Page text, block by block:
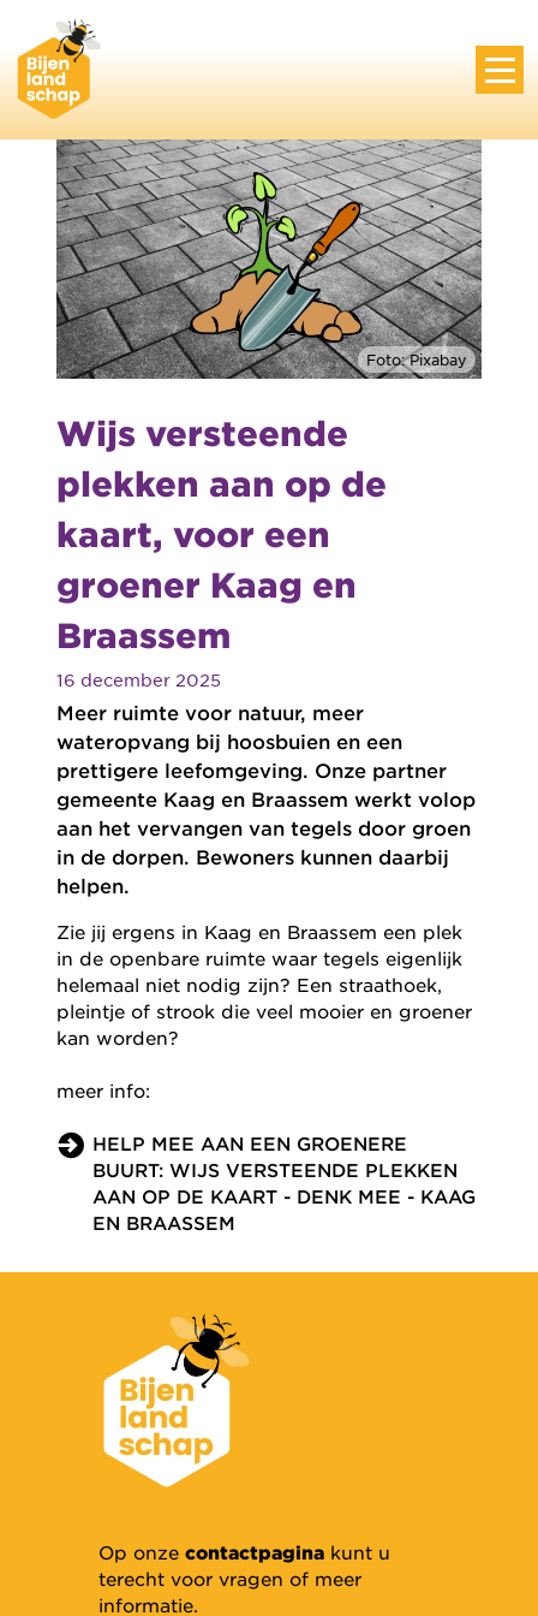
Wijs versteende
plekken aan op de
kaart, voor een
groener Kaag en
Braassem
16 december 2025
Meer ruimte voor natuur, meer
wateropvang bij hoosbuien en een
prettigere leefomgeving. Onze partner
gemeente Kaag en Braassem werkt volop
aan het vervangen van tegels door groen
in de dorpen. Bewoners kunnen daarbij
helpen.
Foto: Pixabay
Zie jij ergens in Kaag en Braassem een plek
in de openbare ruimte waar tegels eigenlijk
helemaal niet nodig zijn? Een straathoek,
pleintje of strook die veel mooier en groener
kan worden?
meer info:
HELP MEE AAN EEN GROENERE
BUURT: WIJS VERSTEENDE PLEKKEN
AAN OP DE KAART - DENK MEE - KAAG
EN BRAASSEM
Op onze contactpagina kunt u
terecht voor vragen of meer
informatie.